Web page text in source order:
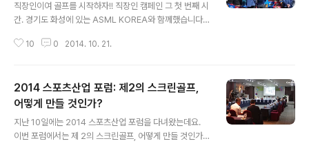
직장인이여 골프를 시작하자!! 직장인 캠페인 그 첫 번째 시
간. 경기도 화성에 있는 ASML KOREA와 함께했습니다.
도? 용돈 받는 과장님도! 골프를 시작하자! Why not?? 골
자!! Why not? 골프존이 있으니까! 10월16일 행사 당일!!
첫 번째 직장인 캠페인을 위한 특별 게스트! 골프여신(?) 김
민아 아나운서와 골프를 사랑하는 인기 개그맨! 정명훈, 홍
인규씨의 진행아래 진행되었습니다.(우아~ 연예인 대박)
자, 이제 모두 다같이 골프에 매력에 흠뻑 빠질 차례죠. 점
10 0 2014. 10. 21.
2014 스포츠산업 포럼: 제2의 스크린골프,
어떻게 만들 것인가?
지난 10일에는 2014 스포츠산업 포럼을 다녀왔는데요.
이번 포럼에서는 제 2의 스크린골프, 어떻게 만들 것인가?